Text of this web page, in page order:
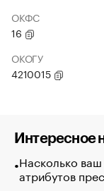
ОКФС
16
ОКОГУ
4210015
Интересное
Насколько ваш
атрибутов